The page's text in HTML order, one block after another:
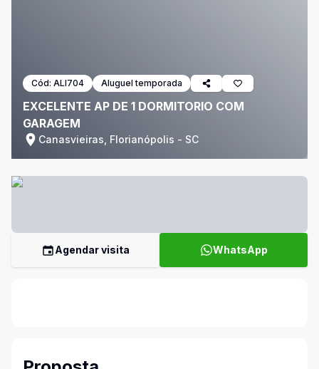
Cód: ALI704 Aluguel temporada
EXCELENTE AP DE 1 DORMITORIO COM
GARAGEM
Canasvieiras, Florianópolis - SC
Agendar visita WhatsApp